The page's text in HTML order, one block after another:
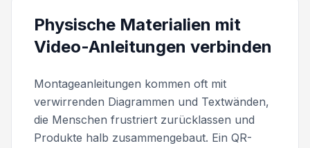
Physische Materialien mit
Video-Anleitungen verbinden
Montageanleitungen kommen oft mit
verwirrenden Diagrammen und Textwänden,
die Menschen frustriert zurücklassen und
Produkte halb zusammengebaut. Ein QR-